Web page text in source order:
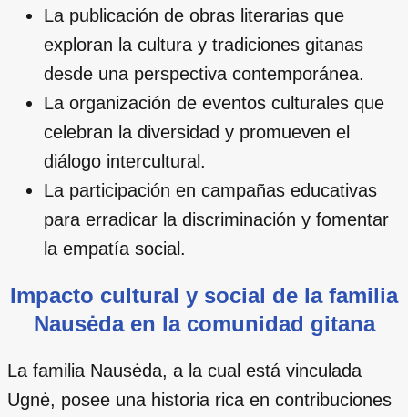
La publicación de obras literarias que
exploran la cultura y tradiciones gitanas
desde una perspectiva contemporánea.
La organización de eventos culturales que
celebran la diversidad y promueven el
diálogo intercultural.
La participación en campañas educativas
para erradicar la discriminación y fomentar
la empatía social.
Impacto cultural y social de la familia
Nausėda en la comunidad gitana
La familia Nausėda, a la cual está vinculada
Ugnė, posee una historia rica en contribuciones